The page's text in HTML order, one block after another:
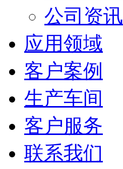
公司资讯
应用领域
客户案例
生产车间
客户服务
联系我们